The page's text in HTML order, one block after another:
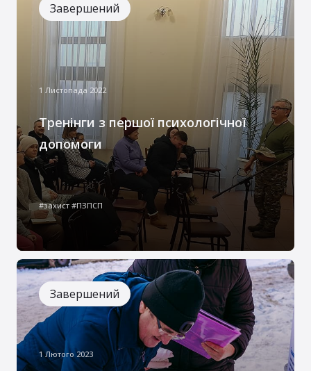
Завершений
1 Листопада 2022
Тренінги з першої психологічної
допомоги
Тренінги з першої психологічної
допомоги – це програма призначена для
підтримки ВПО, волонтерів,
священнослужителів, працівників
соціальних служб та тих, хто працює з
людьми в період кризи, надаючи їм
моральну та духовну підтримку
#захист #ПЗПСП
Завершений
1 Лютого 2023